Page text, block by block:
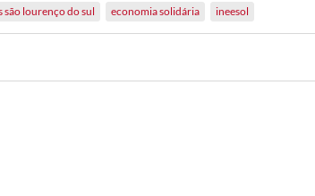
são lourenço do sul economia solidária ineesol